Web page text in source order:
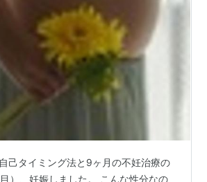
己タイミング法と9ヶ月の不妊治療の
）、妊娠しました。 こんな性分なの